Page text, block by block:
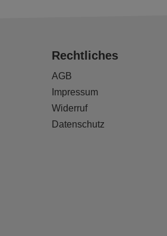
Rechtliches
AGB
Impressum
Widerruf
Datenschutz